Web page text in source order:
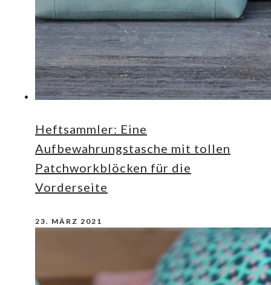
Heftsammler: Eine
Aufbewahrungstasche mit tollen
Patchworkblöcken für die
Vorderseite
23. MÄRZ 2021